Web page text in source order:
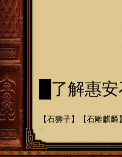
了解惠
【石狮子 】【石雕麒麟